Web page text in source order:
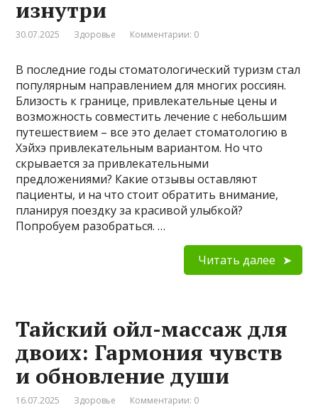
изнутри
30.07.2025 Здоровье Комментарии: 0
В последние годы стоматологический туризм стал
популярным направлением для многих россиян.
Близость к границе, привлекательные цены и
возможность совместить лечение с небольшим
путешествием – все это делает стоматологию в
Хэйхэ привлекательным вариантом. Но что
скрывается за привлекательными
предложениями? Какие отзывы оставляют
пациенты, и на что стоит обратить внимание,
планируя поездку за красивой улыбкой?
Попробуем разобраться. …
Читать далее
Тайский ойл-массаж для
двоих: Гармония чувств
и обновление души
16.07.2025 Здоровье Комментарии: 0